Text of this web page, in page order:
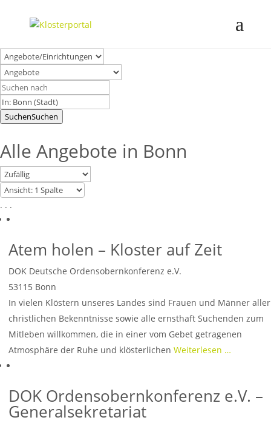
SuchenSuchen
Alle Angebote in Bonn
. . .
Atem holen – Kloster auf Zeit
DOK Deutsche Ordensobernkonferenz e.V.
53115 Bonn
In vielen Klöstern unseres Landes sind Frauen und Männer aller
christlichen Bekenntnisse sowie alle ernsthaft Suchenden zum
Mitleben willkommen, die in einer vom Gebet getragenen
Atmosphäre der Ruhe und klösterlichen Weiterlesen …
DOK Ordensobernkonferenz e.V. –
Generalsekretariat